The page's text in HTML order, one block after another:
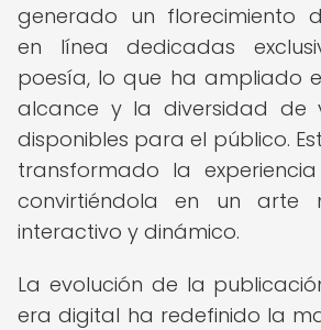
generado un florecimiento
en línea dedicadas
poesía, lo que ha ampliado
alcance y la diversidad de
disponibles para el público.
transformado la
convirtiéndola en un arte
interactivo y dinámico.
La evolución de la
era digital ha redefinido la